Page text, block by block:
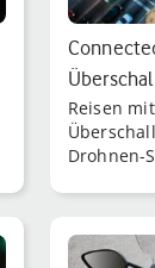
Reisen mit
Drohnen-